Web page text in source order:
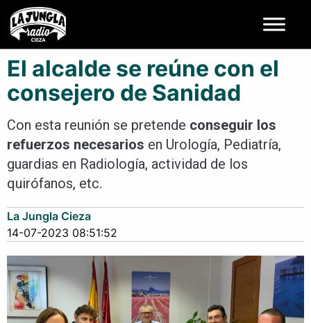
El alcalde se reúne con el
consejero de Sanidad
Con esta reunión se pretende conseguir los
refuerzos necesarios en Urología, Pediatría,
guardias en Radiología, actividad de los
quirófanos, etc.
La Jungla Cieza
14-07-2023 08:51:52